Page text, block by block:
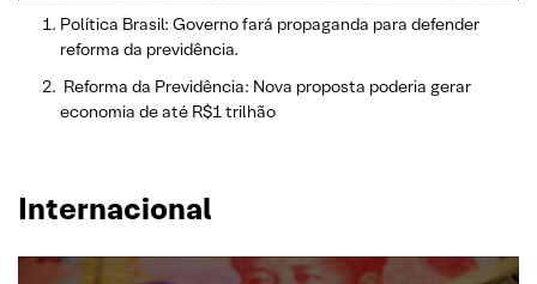
Política Brasil: Governo fará propaganda para defender
reforma da previdência.
Reforma da Previdência: Nova proposta poderia gerar
economia de até R$1 trilhão
Internacional